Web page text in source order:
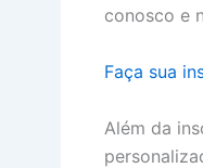
conosco e
Faça sua
Além da